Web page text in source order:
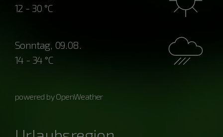
12 - 30 °C
Sonntag, 09.08.
14 - 34 °C
powered by OpenWeather